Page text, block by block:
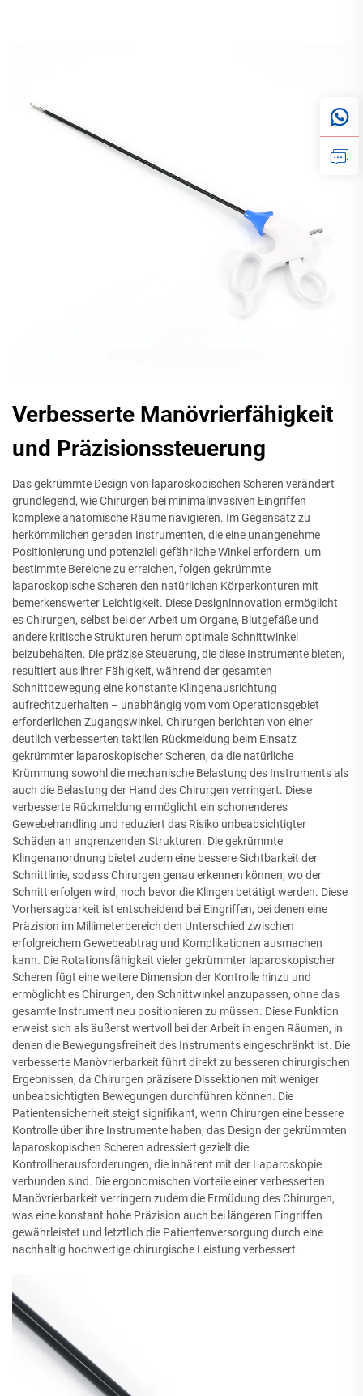
Verbesserte Manövrierfähigkeit
und Präzisionssteuerung
Das gekrümmte Design von laparoskopischen Scheren verändert
grundlegend, wie Chirurgen bei minimalinvasiven Eingriffen
komplexe anatomische Räume navigieren. Im Gegensatz zu
herkömmlichen geraden Instrumenten, die eine unangenehme
Positionierung und potenziell gefährliche Winkel erfordern, um
bestimmte Bereiche zu erreichen, folgen gekrümmte
laparoskopische Scheren den natürlichen Körperkonturen mit
bemerkenswerter Leichtigkeit. Diese Designinnovation ermöglicht
es Chirurgen, selbst bei der Arbeit um Organe, Blutgefäße und
andere kritische Strukturen herum optimale Schnittwinkel
beizubehalten. Die präzise Steuerung, die diese Instrumente bieten,
resultiert aus ihrer Fähigkeit, während der gesamten
Schnittbewegung eine konstante Klingenausrichtung
aufrechtzuerhalten – unabhängig vom vom Operationsgebiet
erforderlichen Zugangswinkel. Chirurgen berichten von einer
deutlich verbesserten taktilen Rückmeldung beim Einsatz
gekrümmter laparoskopischer Scheren, da die natürliche
Krümmung sowohl die mechanische Belastung des Instruments als
auch die Belastung der Hand des Chirurgen verringert. Diese
verbesserte Rückmeldung ermöglicht ein schonenderes
Gewebehandling und reduziert das Risiko unbeabsichtigter
Schäden an angrenzenden Strukturen. Die gekrümmte
Klingenanordnung bietet zudem eine bessere Sichtbarkeit der
Schnittlinie, sodass Chirurgen genau erkennen können, wo der
Schnitt erfolgen wird, noch bevor die Klingen betätigt werden. Diese
Vorhersagbarkeit ist entscheidend bei Eingriffen, bei denen eine
Präzision im Millimeterbereich den Unterschied zwischen
erfolgreichem Gewebeabtrag und Komplikationen ausmachen
kann. Die Rotationsfähigkeit vieler gekrümmter laparoskopischer
Scheren fügt eine weitere Dimension der Kontrolle hinzu und
ermöglicht es Chirurgen, den Schnittwinkel anzupassen, ohne das
gesamte Instrument neu positionieren zu müssen. Diese Funktion
erweist sich als äußerst wertvoll bei der Arbeit in engen Räumen, in
denen die Bewegungsfreiheit des Instruments eingeschränkt ist. Die
verbesserte Manövrierbarkeit führt direkt zu besseren chirurgischen
Ergebnissen, da Chirurgen präzisere Dissektionen mit weniger
unbeabsichtigten Bewegungen durchführen können. Die
Patientensicherheit steigt signifikant, wenn Chirurgen eine bessere
Kontrolle über ihre Instrumente haben; das Design der gekrümmten
laparoskopischen Scheren adressiert gezielt die
Kontrollherausforderungen, die inhärent mit der Laparoskopie
verbunden sind. Die ergonomischen Vorteile einer verbesserten
Manövrierbarkeit verringern zudem die Ermüdung des Chirurgen,
was eine konstant hohe Präzision auch bei längeren Eingriffen
gewährleistet und letztlich die Patientenversorgung durch eine
nachhaltig hochwertige chirurgische Leistung verbessert.